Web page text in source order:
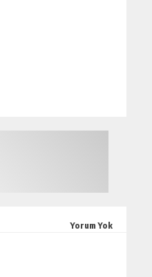
Yorum Yok